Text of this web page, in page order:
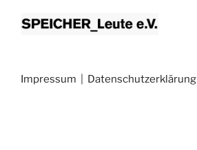
Impressum Datenschutzerklärung